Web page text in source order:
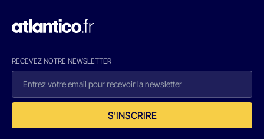
RECEVEZ NOTRE NEWSLETTER
S'INSCRIRE